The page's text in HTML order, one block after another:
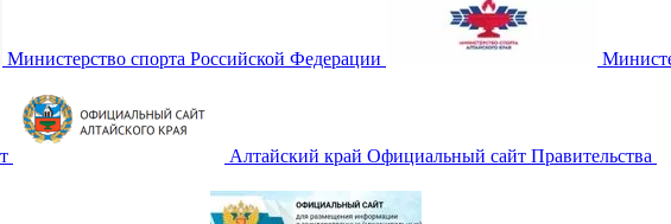
Министерство спорта Российской Федерации
Алтайский край Официальный сайт Правительства